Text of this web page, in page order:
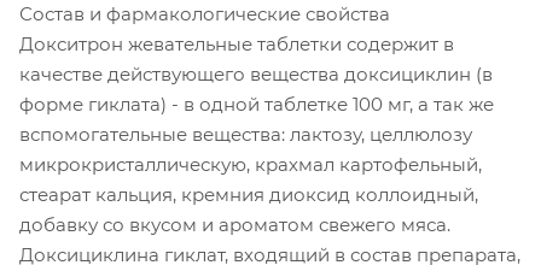
Состав и фармакологические свойства
Докситрон жевательные таблетки содержит в
качестве действующего вещества доксициклин (в
форме гиклата) - в одной таблетке 100 мг, а так же
вспомогательные вещества: лактозу, целлюлозу
микрокристаллическую, крахмал картофельный,
стеарат кальция, кремния диоксид коллоидный,
добавку со вкусом и ароматом свежего мяса.
Доксициклина гиклат, входящий в состав препарата,